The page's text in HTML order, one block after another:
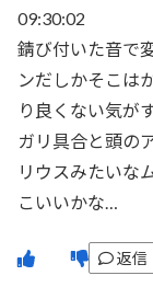
09:30:02
錆び付いた音で
ンだしかそこは
り良くない気が
ガリ具合と頭の
リウスみたいな
こいいかな…
返信